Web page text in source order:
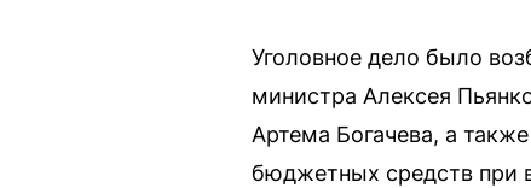
Уголовное дело было
министра Алексея
Артема Богачева, а
бюджетных средств при